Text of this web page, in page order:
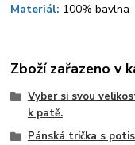
Materiál: 100% bavlna
Zboží zařazeno v
Vyber si svou
k patě.
Pánská trička s